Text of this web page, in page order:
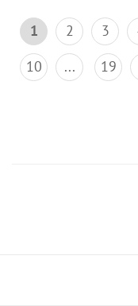
1 2 3
10
... 19